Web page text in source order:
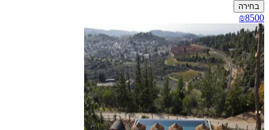
בחירה
₪8500